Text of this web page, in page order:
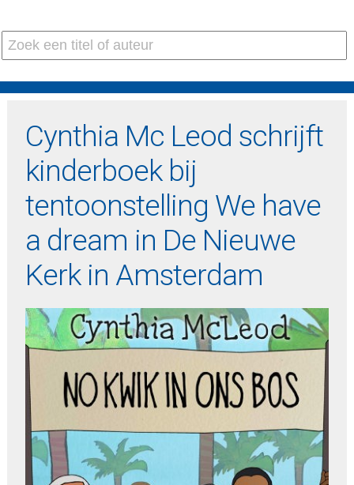
Cynthia Mc Leod schrijft
kinderboek bij
tentoonstelling We have
a dream in De Nieuwe
Kerk in Amsterdam